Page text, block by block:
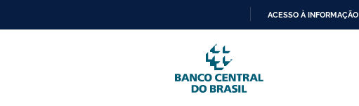
PARA
O
CONTEÚDO
ACESSO À INFORMAÇÃO